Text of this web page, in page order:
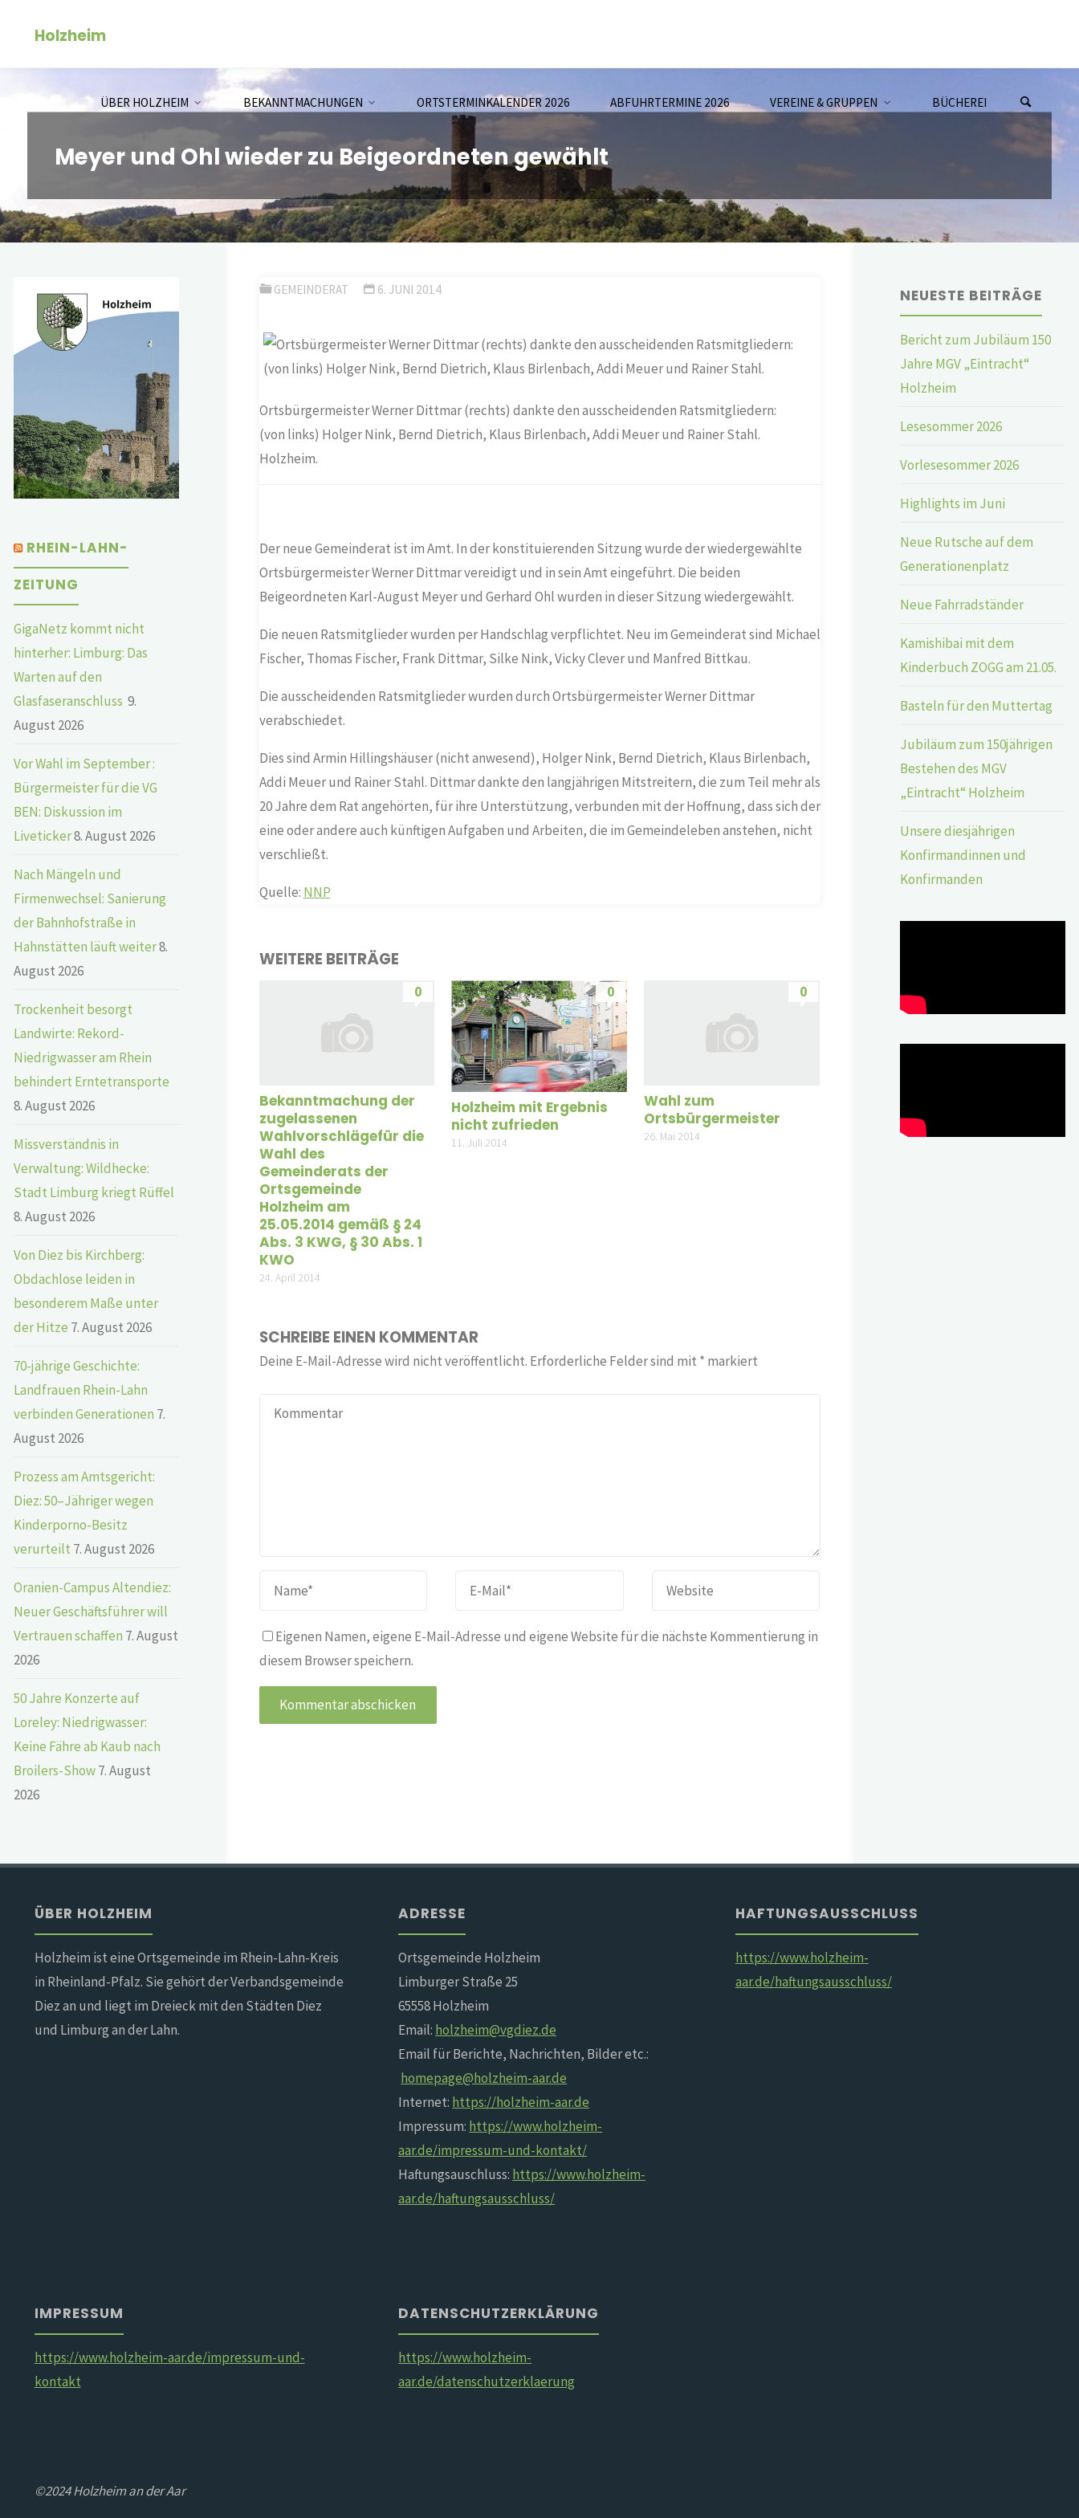
Holzheim
ÜBER HOLZHEIM BEKANNTMACHUNGEN ORTSTERMINKALENDER 2026 ABFUHRTERMINE 2026 VEREINE & GRUPPEN BÜCHEREI
Meyer und Ohl wieder zu Beigeordneten gewählt
GEMEINDERAT 6. JUNI 2014
Ortsbürgermeister Werner Dittmar (rechts) dankte den ausscheidenden Ratsmitgliedern:
(von links) Holger Nink, Bernd Dietrich, Klaus Birlenbach, Addi Meuer und Rainer Stahl.
Holzheim.
Der neue Gemeinderat ist im Amt. In der konstituierenden Sitzung wurde der wiedergewählte
Ortsbürgermeister Werner Dittmar vereidigt und in sein Amt eingeführt. Die beiden
Beigeordneten Karl-August Meyer und Gerhard Ohl wurden in dieser Sitzung wiedergewählt.
Die neuen Ratsmitglieder wurden per Handschlag verpflichtet. Neu im Gemeinderat sind Michael
Fischer, Thomas Fischer, Frank Dittmar, Silke Nink, Vicky Clever und Manfred Bittkau.
Die ausscheidenden Ratsmitglieder wurden durch Ortsbürgermeister Werner Dittmar
verabschiedet.
Dies sind Armin Hillingshäuser (nicht anwesend), Holger Nink, Bernd Dietrich, Klaus Birlenbach,
Addi Meuer und Rainer Stahl. Dittmar dankte den langjährigen Mitstreitern, die zum Teil mehr als
20 Jahre dem Rat angehörten, für ihre Unterstützung, verbunden mit der Hoffnung, dass sich der
eine oder andere auch künftigen Aufgaben und Arbeiten, die im Gemeindeleben anstehen, nicht
verschließt.
Quelle: NNP
WEITERE BEITRÄGE
0
Bekanntmachung der
zugelassenen
Wahlvorschlägefür die
Wahl des
Gemeinderats der
Ortsgemeinde
Holzheim am
25.05.2014 gemäß § 24
Abs. 3 KWG, § 30 Abs. 1
KWO
24. April 2014
0
Holzheim mit Ergebnis
nicht zufrieden
11. Juli 2014
0
Wahl zum
Ortsbürgermeister
26. Mai 2014
SCHREIBE EINEN KOMMENTAR
Deine E-Mail-Adresse wird nicht veröffentlicht. Erforderliche Felder sind mit * markiert
Eigenen Namen, eigene E-Mail-Adresse und eigene Website für die nächste Kommentierung in
diesem Browser speichern.
RHEIN-LAHN-
ZEITUNG
GigaNetz kommt nicht
hinterher: Limburg: Das
Warten auf den
Glasfaseranschluss 9.
August 2026
Vor Wahl im September :
Bürgermeister für die VG
BEN: Diskussion im
Liveticker8. August 2026
Nach Mängeln und
Firmenwechsel: Sanierung
der Bahnhofstraße in
Hahnstätten läuft weiter8.
August 2026
Trockenheit besorgt
Landwirte: Rekord-
Niedrigwasser am Rhein
behindert Erntetransporte
8. August 2026
Missverständnis in
Verwaltung: Wildhecke:
Stadt Limburg kriegt Rüffel
8. August 2026
Von Diez bis Kirchberg:
Obdachlose leiden in
besonderem Maße unter
der Hitze 7. August 2026
70-jährige Geschichte:
Landfrauen Rhein-Lahn
verbinden Generationen 7.
August 2026
Prozess am Amtsgericht:
Diez: 50–Jähriger wegen
Kinderporno-Besitz
verurteilt 7. August 2026
Oranien-Campus Altendiez:
Neuer Geschäftsführer will
Vertrauen schaffen 7. August
2026
50 Jahre Konzerte auf
Loreley: Niedrigwasser:
Keine Fähre ab Kaub nach
Broilers-Show7. August
2026
NEUESTE BEITRÄGE
Bericht zum Jubiläum 150
Jahre MGV „Eintracht“
Holzheim
Lesesommer 2026
Vorlesesommer 2026
Highlights im Juni
Neue Rutsche auf dem
Generationenplatz
Neue Fahrradständer
Kamishibai mit dem
Kinderbuch ZOGG am 21.05.
Basteln für den Muttertag
Jubiläum zum 150jährigen
Bestehen des MGV
„Eintracht“ Holzheim
Unsere diesjährigen
Konfirmandinnen und
Konfirmanden
ÜBER HOLZHEIM
Holzheim ist eine Ortsgemeinde im Rhein-Lahn-Kreis
in Rheinland-Pfalz. Sie gehört der Verbandsgemeinde
Diez an und liegt im Dreieck mit den Städten Diez
und Limburg an der Lahn.
ADRESSE
Ortsgemeinde Holzheim
Limburger Straße 25
65558 Holzheim
Email: holzheim@vgdiez.de
Email für Berichte, Nachrichten, Bilder etc.:
homepage@holzheim-aar.de
Internet: https://holzheim-aar.de
Impressum: https://www.holzheim-
aar.de/impressum-und-kontakt/
Haftungsauschluss: https://www.holzheim-
aar.de/haftungsausschluss/
HAFTUNGSAUSSCHLUSS
https://www.holzheim-
aar.de/haftungsausschluss/
IMPRESSUM
https://www.holzheim-aar.de/impressum-und-
kontakt
DATENSCHUTZERKLÄRUNG
https://www.holzheim-
aar.de/datenschutzerklaerung
©2024 Holzheim an der Aar